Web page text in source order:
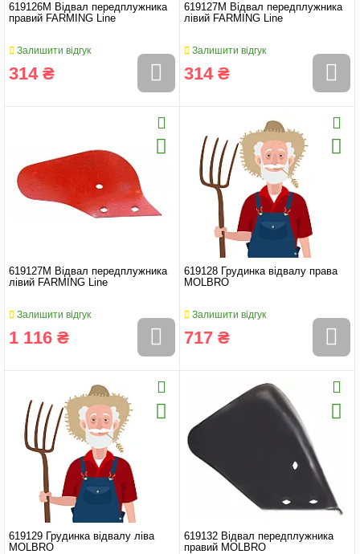
619126M Відвал передплужника
правий FARMING Line
Залишити відгук
314 ₴
619127M Відвал передплужника
лівий FARMING Line
Залишити відгук
314 ₴
619127M Відвал передплужника
лівий FARMING Line
Залишити відгук
1 116 ₴
619128 Грудинка відвалу права
MOLBRO
Залишити відгук
717 ₴
619129 Грудинка відвалу ліва
MOLBRO
619132 Відвал передплужника
правий MOLBRO